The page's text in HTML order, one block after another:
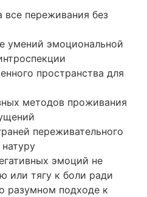
все переживания без
умений эмоциональной
пространства для
методов проживания
переживательного
эмоций не
или тягу к боли ради
разумном подходе к